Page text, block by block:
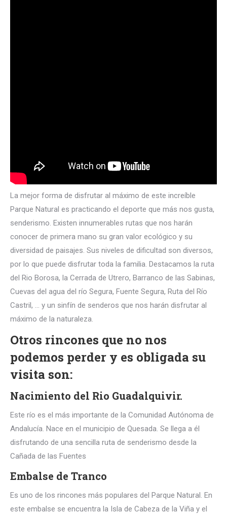
La mejor forma de disfrutar al máximo de este increíble
Parque Natural es practicando el deporte que más nos gusta,
senderismo. Existen innumerables rutas que nos harán
conocer de primera mano su gran valor ecológico y su
diversidad de paisajes. Sus niveles de dificultad son diversos,
por lo que puede disfrutar toda la familia. Destacamos la ruta
del Rio Borosa, la Cerrada de Utrero, Barranco de las Sabinas,
Cuevas del agua del río Segura, Fuente Segura, Ruta del Río
Castril, … y un sinfín de senderos que nos harán disfrutar al
máximo de la naturaleza.
Otros rincones que no nos
podemos perder y es obligada su
visita son:
Nacimiento del Rio Guadalquivir.
Este río es el más importante de la Comunidad Autónoma de
Andalucía. Nace en el municipio de Quesada. Se llega a él
disfrutando de una sencilla ruta de senderismo desde la
Cañada de las Fuentes
Embalse de Tranco
Es uno de los rincones más populares del Parque Natural. En
este embalse se encuentra la Isla de Cabeza de la Viña y el